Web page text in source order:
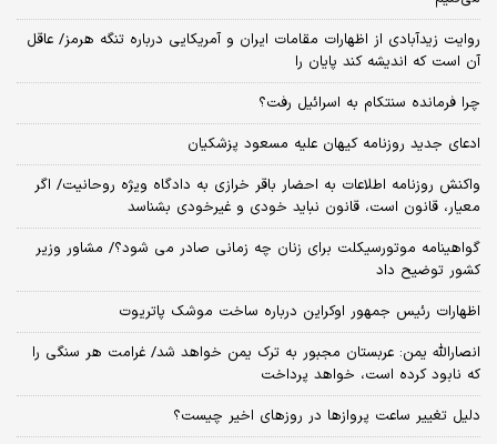
روایت زیدآبادی از اظهارات مقامات ایران و آمریکایی درباره تنگه هرمز/ عاقل
آن است که اندیشه کند پایان را
چرا فرمانده سنتکام به اسرائیل رفت؟
ادعای جدید روزنامه کیهان علیه مسعود پزشکیان
واکنش روزنامه اطلاعات به احضار باقر خرازی به دادگاه ویژه روحانیت/ اگر
معیار، قانون است، قانون نباید خودی و غیرخودی بشناسد
گواهینامه موتورسیکلت برای زنان چه زمانی صادر می شود؟/ مشاور وزیر
کشور توضیح داد
اظهارات رئیس جمهور اوکراین درباره ساخت موشک پاتریوت
انصارالله یمن: عربستان مجبور به ترک یمن خواهد شد/ غرامت هر سنگی را
که نابود کرده است، خواهد پرداخت
دلیل تغییر ساعت پروازها در روزهای اخیر چیست؟